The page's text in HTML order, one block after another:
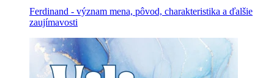
Ferdinand - význam mena, pôvod, charakteristika a ďalšie
zaujímavosti